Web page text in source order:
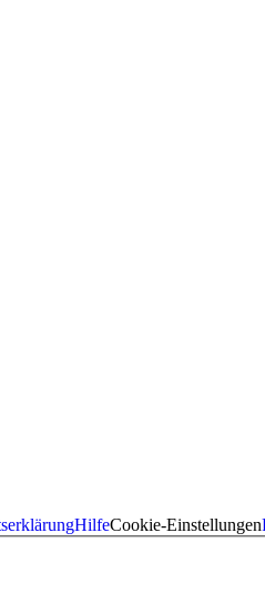
HilfeCookie-Einstellungen